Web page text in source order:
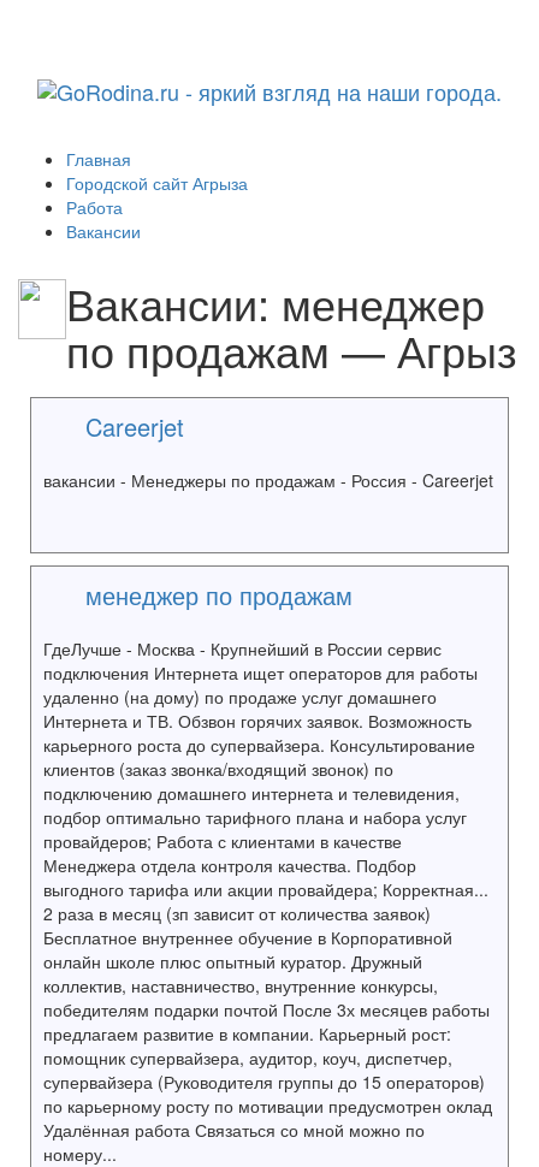
Главная
Городской сайт Агрыза
Работа
Вакансии
Вакансии: менеджер
по продажам — Агрыз
Careerjet
вакансии - Менеджеры по продажам - Россия - Careerjet
менеджер по продажам
ГдеЛучше - Москва - Крупнейший в России сервис
подключения Интернета ищет операторов для работы
удаленно (на дому) по продаже услуг домашнего
Интернета и ТВ. Обзвон горячих заявок. Возможность
карьерного роста до супервайзера. Консультирование
клиентов (заказ звонка/входящий звонок) по
подключению домашнего интернета и телевидения,
подбор оптимально тарифного плана и набора услуг
провайдеров; Работа с клиентами в качестве
Менеджера отдела контроля качества. Подбор
выгодного тарифа или акции провайдера; Корректная...
2 раза в месяц (зп зависит от количества заявок)
Бесплатное внутреннее обучение в Корпоративной
онлайн школе плюс опытный куратор. Дружный
коллектив, наставничество, внутренние конкурсы,
победителям подарки почтой После 3х месяцев работы
предлагаем развитие в компании. Карьерный рост:
помощник супервайзера, аудитор, коуч, диспетчер,
супервайзера (Руководителя группы до 15 операторов)
по карьерному росту по мотивации предусмотрен оклад
Удалённая работа Связаться со мной можно по
номеру...